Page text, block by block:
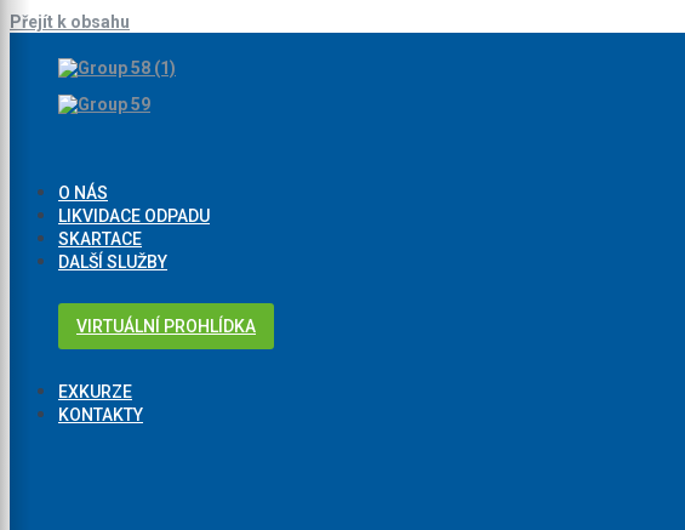
Přejít k obsahu
O NÁS
LIKVIDACE ODPADU
SKARTACE
DALŠÍ SLUŽBY
VIRTUÁLNÍ PROHLÍDKA
EXKURZE
KONTAKTY